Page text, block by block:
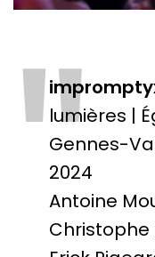
lumières |
Gennes-
2024
Antoine